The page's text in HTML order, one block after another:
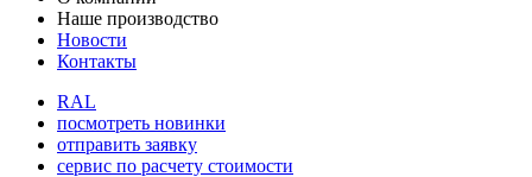
Наше производство
Новости
Контакты
RAL
посмотреть новинки
отправить заявку
сервис по расчету стоимости